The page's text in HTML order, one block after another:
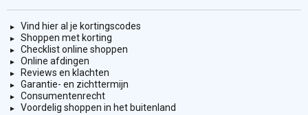
Vind hier al je kortingscodes
Shoppen met korting
Checklist online shoppen
Online afdingen
Reviews en klachten
Garantie- en zichttermijn
Consumentenrecht
Voordelig shoppen in het buitenland